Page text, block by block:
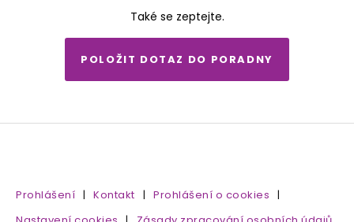
Také se zeptejte.
POLOŽIT DOTAZ DO PORADNY
Prohlášení | Kontakt | Prohlášení o cookies |